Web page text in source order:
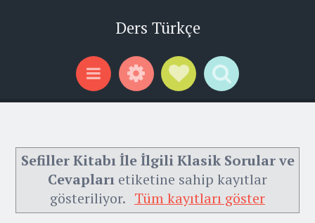
Ders Türkçe
Menu WidgetsSocial Links
Search
Sefiller Kitabı İle İlgili Klasik Sorular ve
Cevapları etiketine sahip kayıtlar
gösteriliyor. Tüm kayıtları göster